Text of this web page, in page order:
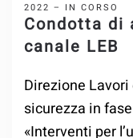
2022 – IN CORSO
Condotta di
canale LEB
Direzione
sicurezza in
«Interventi per